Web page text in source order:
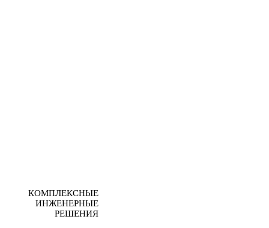
КОМПЛЕКСНЫЕ
ИНЖЕНЕРНЫЕ
РЕШЕНИЯ